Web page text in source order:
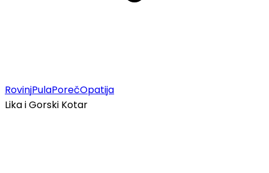
RovinjPulaPorečOpatija
Lika i Gorski Kotar